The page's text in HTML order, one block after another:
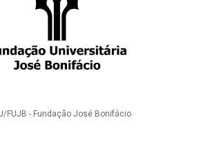
FUJB - Fundação José Bonifácio